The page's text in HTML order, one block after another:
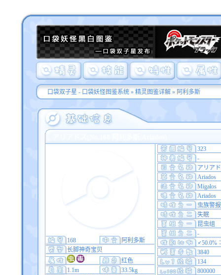
口袋双子星 - 口袋妖怪图鉴系统» 精灵图鉴详解» 阿利多斯
323
-
アリア
Ariados
Migalos
Ariados
虫族警报
失眠
昆虫组
-
3840
134
800000
168
阿利多斯
长脚神奇宝贝
红色
1.1m
33.5kg